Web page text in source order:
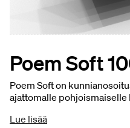
Poem Soft
Poem Soft on
ajattomalle pohjoismaiselle
avohylly oikealla puolella –
Lue lisää